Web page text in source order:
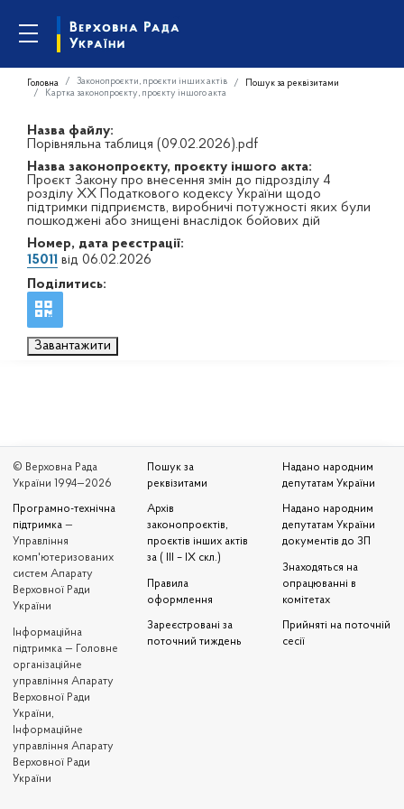
Головна Законопроєкти, проєкти інших актів
Пошук за реквізитами
Картка законопроєкту, проєкту іншого акта
Назва файлу:
Порівняльна таблиця (09.02.2026).pdf
Назва законопроєкту, проєкту іншого акта:
Проєкт Закону про внесення змін до підрозділу 4
розділу ХХ Податкового кодексу України щодо
підтримки підприємств, виробничі потужності яких були
пошкоджені або знищені внаслідок бойових дій
Номер, дата реєстрації:
15011 від 06.02.2026
Поділитись:
Завантажити
© Верховна Рада
України 1994—2026
Програмно-технічна
підтримка —
Управління
комп'ютеризованих
систем Апарату
Верховної Ради
України
Iнформаційна
підтримка — Головне
організаційне
управління Апарату
Верховної Ради
України,
Інформаційне
управління Апарату
Верховної Ради
України
Пошук за
реквізитами
Архів
законопроєктів,
проєктів інших актів
за ( III – IX скл.)
Правила
оформлення
Зареєстровані за
поточний тиждень
Надано народним
депутатам України
Надано народним
депутатам України
документів до ЗП
Знаходяться на
опрацюванні в
комітетах
Прийняті на поточній
сесії